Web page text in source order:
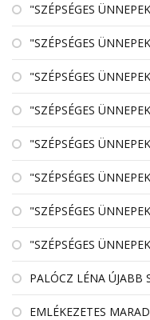
"SZÉPSÉGES
"SZÉPSÉGES
"SZÉPSÉGES
"SZÉPSÉGES
"SZÉPSÉGES
"SZÉPSÉGES
"SZÉPSÉGES
"SZÉPSÉGES
PALÓCZ LÉNA ÚJABB
EMLÉKEZETES